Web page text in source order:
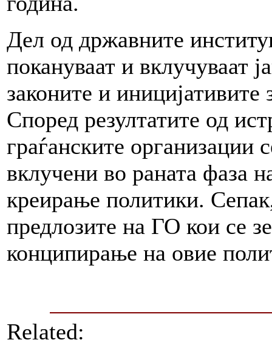
Дел од државните
покануваат и вклучуваат
законите и
Според резултатите од
граѓанските организации
вклучени во раната фаза
креирање политики.
предлозите на ГО кои се
конципирање на овие
Related: